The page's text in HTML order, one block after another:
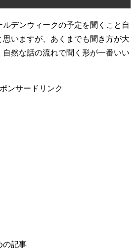
デンウィークの予定を聞くこと自
いますが、あくまでも聞き方が大
然な話の流れで聞く形が一番いい
ンサードリンク
の記事